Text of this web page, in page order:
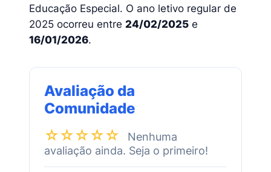
Educação Especial. O ano letivo regular de
2025 ocorreu entre 24/02/2025 e
16/01/2026.
Avaliação da
Comunidade
☆☆☆☆☆
Nenhuma
avaliação ainda. Seja o primeiro!